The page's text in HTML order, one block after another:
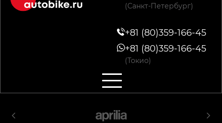
(Санкт-Петербург)
+81 (80)359-166-45
+81 (80)359-166-45
(Токио)